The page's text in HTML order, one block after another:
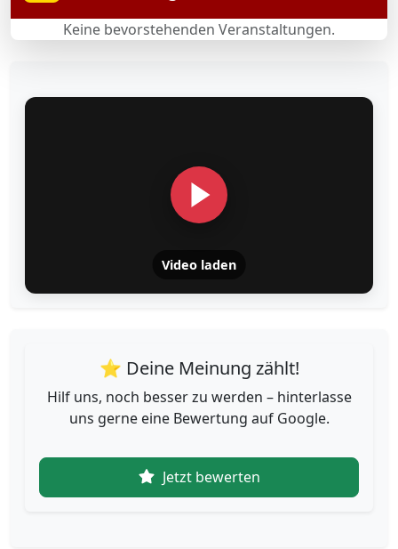
Keine bevorstehenden Veranstaltungen.
Video laden
⭐ Deine Meinung zählt!
Hilf uns, noch besser zu werden – hinterlasse
uns gerne eine Bewertung auf Google.
Jetzt bewerten